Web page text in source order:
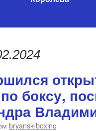
боксу,
bryansk-boxing